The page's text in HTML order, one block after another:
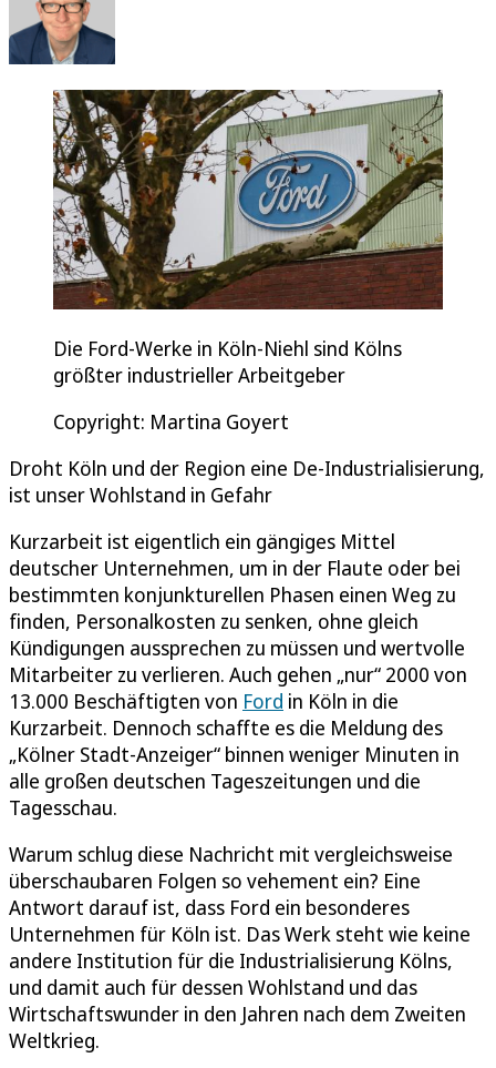
Die Ford-Werke in Köln-Niehl sind Kölns
größter industrieller Arbeitgeber
Copyright: Martina Goyert
Droht Köln und der Region eine De-Industrialisierung,
ist unser Wohlstand in Gefahr
Kurzarbeit ist eigentlich ein gängiges Mittel
deutscher Unternehmen, um in der Flaute oder bei
bestimmten konjunkturellen Phasen einen Weg zu
finden, Personalkosten zu senken, ohne gleich
Kündigungen aussprechen zu müssen und wertvolle
Mitarbeiter zu verlieren. Auch gehen „nur“ 2000 von
13.000 Beschäftigten von Ford in Köln in die
Kurzarbeit. Dennoch schaffte es die Meldung des
„Kölner Stadt-Anzeiger“ binnen weniger Minuten in
alle großen deutschen Tageszeitungen und die
Tagesschau.
Warum schlug diese Nachricht mit vergleichsweise
überschaubaren Folgen so vehement ein? Eine
Antwort darauf ist, dass Ford ein besonderes
Unternehmen für Köln ist. Das Werk steht wie keine
andere Institution für die Industrialisierung Kölns,
und damit auch für dessen Wohlstand und das
Wirtschaftswunder in den Jahren nach dem Zweiten
Weltkrieg.